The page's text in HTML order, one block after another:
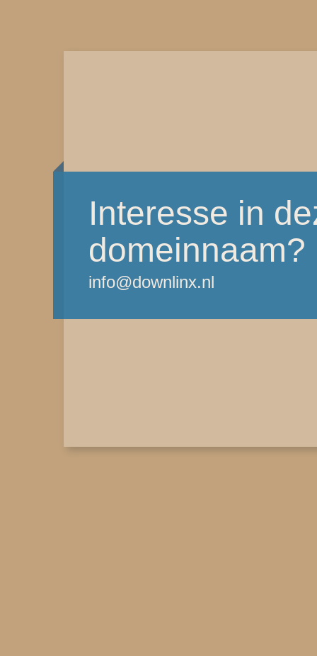
Interesse in
domeinnaam?
info@downlinx.nl